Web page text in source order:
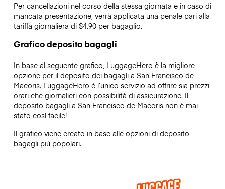
Per cancellazioni nel corso della stessa giornata e in caso di
mancata presentazione, verrà applicata una penale pari alla
tariffa giornaliera di $4.90 per bagaglio.
Grafico deposito bagagli
In base al seguente grafico, LuggageHero è la migliore
opzione per il deposito dei bagagli a San Francisco de
Macoris. LuggageHero è l’unico servizio ad offrire sia prezzi
orari che giornalieri con possibilità di assicurazione. Il
deposito bagagli a San Francisco de Macorisnon è mai
stato così facile!
Il grafico viene creato in base alle opzioni di deposito
bagagli più popolari.